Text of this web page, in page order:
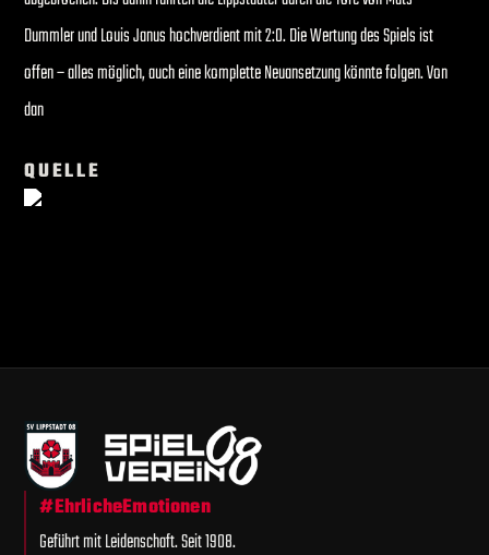
Dummler und Louis Janus hochverdient mit 2:0. Die Wertung des Spiels ist
offen – alles möglich, auch eine komplette Neuansetzung könnte folgen. Von
dan
QUELLE
#EhrlicheEmotionen
Geführt mit Leidenschaft. Seit 1908.